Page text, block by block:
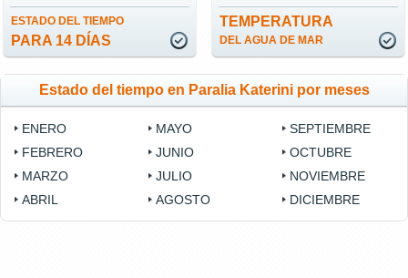
ESTADO DEL TIEMPO
PARA 14 DÍAS
TEMPERATURA
DEL AGUA DE MAR
Estado del tiempo en Paralia Katerini por meses
ENERO
FEBRERO
MARZO
ABRIL
MAYO
JUNIO
JULIO
AGOSTO
SEPTIEMBRE
OCTUBRE
NOVIEMBRE
DICIEMBRE